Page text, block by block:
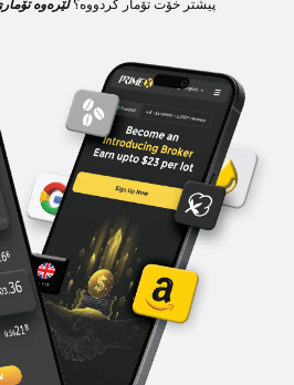
پیشتر خۆت تۆمار کردووە؟لێرەوە